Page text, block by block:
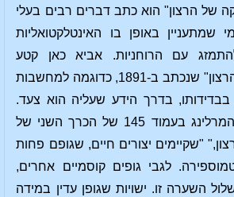
של הרצון" הוא כתב דברים רבים בעלי
שמתעניין באופן בו האינטלקטואליות
עם הרוחניות. אביא כאן קטע
מ"אטומיסטיקה של הרצון" שנכתב ב-1891, כדוגמה למחשבות
בדרך הידע שעליה הוא צעד.
"יכול להיות," אומר המרלינג בעמוד 145 של הכרך השני של
"שקיימים יצורים חיים, שגופם פחות
לגבי גופים קוסמיים אחרים,
השערה זו. ישויות שגופן עדין במידה